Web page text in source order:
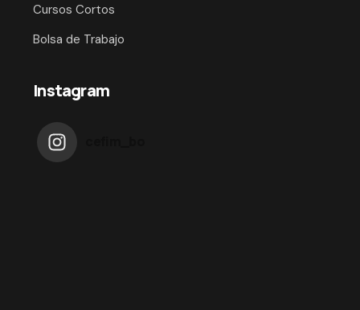
Cursos Cortos
Bolsa de Trabajo
Instagram